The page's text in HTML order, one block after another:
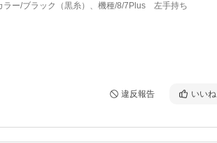
ラー/ブラック（黒糸）、機種/8/7Plus 左手持ち
違反報告 いいね